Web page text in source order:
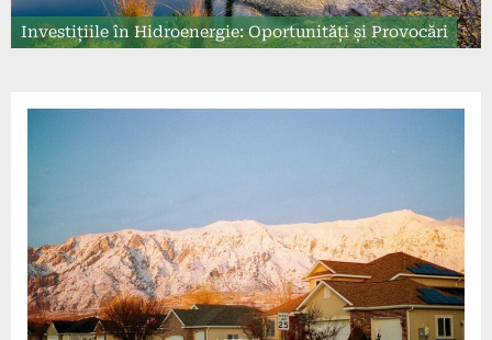
Investițiile în Hidroenergie: Oportunități și Provocări